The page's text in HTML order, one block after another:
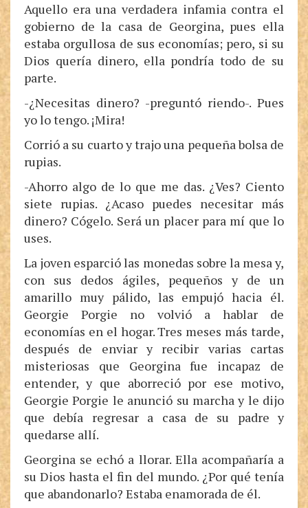
Aquello era una verdadera infamia contra el
gobierno de la casa de Georgina, pues ella
estaba orgullosa de sus economías; pero, si su
Dios quería dinero, ella pondría todo de su
parte.
-¿Necesitas dinero? -preguntó riendo-. Pues
yo lo tengo. ¡Mira!
Corrió a su cuarto y trajo una pequeña bolsa de
rupias.
-Ahorro algo de lo que me das. ¿Ves? Ciento
siete rupias. ¿Acaso puedes necesitar más
dinero? Cógelo. Será un placer para mí que lo
uses.
La joven esparció las monedas sobre la mesa y,
con sus dedos ágiles, pequeños y de un
amarillo muy pálido, las empujó hacia él.
Georgie Porgie no volvió a hablar de
economías en el hogar. Tres meses más tarde,
después de enviar y recibir varias cartas
misteriosas que Georgina fue incapaz de
entender, y que aborreció por ese motivo,
Georgie Porgie le anunció su marcha y le dijo
que debía regresar a casa de su padre y
quedarse allí.
Georgina se echó a llorar. Ella acompañaría a
su Dios hasta el fin del mundo. ¿Por qué tenía
que abandonarlo? Estaba enamorada de él.